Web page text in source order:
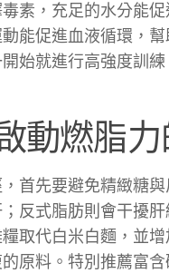
素，充足的水分能
能促進血液循環，
始就進行高強度訓
動燃脂
首先要避免精緻糖
反式脂肪則會干擾
取代白米白麵，並
原料。特別推薦富